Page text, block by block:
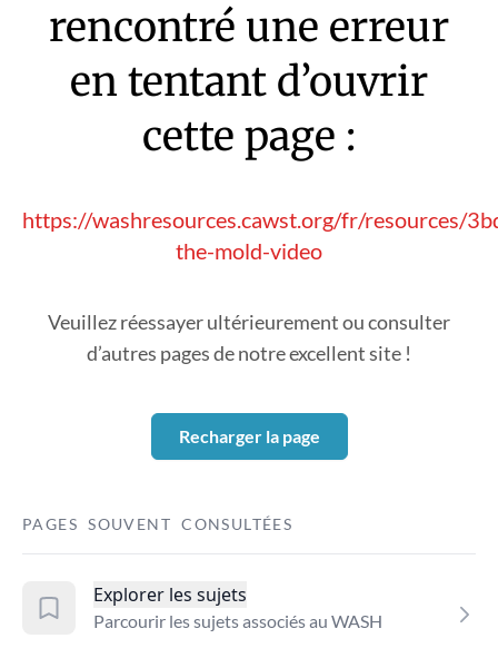
rencontré une erreur
en tentant d’ouvrir
cette page :
https://washresources.cawst.org/fr/resources/
the-mold-video
Veuillez réessayer ultérieurement ou consulter
d’autres pages de notre excellent site !
Recharger la page
PAGES SOUVENT CONSULTÉES
Explorer les sujets
Parcourir les sujets associés au WASH